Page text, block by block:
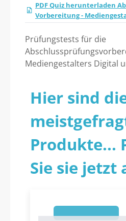
PDF Quiz herunterladen
Vorbereitung -
Prüfungstests für die
Mediengestalters Digital
Hier sind
Produkte...
Sie sie jetzt